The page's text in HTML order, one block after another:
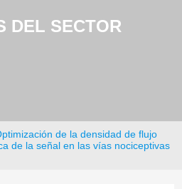
DEL SECTOR
de la densidad de flujo
de la señal en las vías nociceptivas